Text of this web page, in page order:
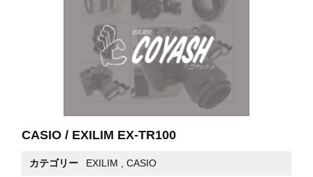
CASIO / EXILIM EX-TR100
カテゴリー EXILIM CASIO